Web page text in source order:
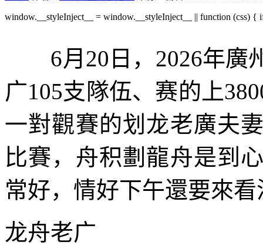
window.__styleInject__ = window.__styleInject__ || function (css) {
6月20日，2026年廣
广105支隊伍、赛的上
一對觀賽的划龙老廣夫
比賽，舟积劃龍舟是到
常好，情好下午還要來
龙舟老广